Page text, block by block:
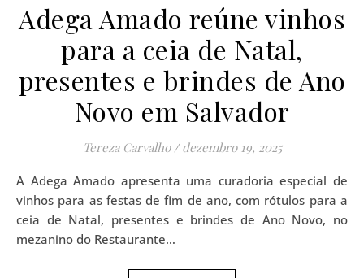
Adega Amado reúne vinhos
para a ceia de Natal,
presentes e brindes de Ano
Novo em Salvador
Tereza Carvalho / dezembro 19, 2025
A Adega Amado apresenta uma curadoria especial de
vinhos para as festas de fim de ano, com rótulos para a
ceia de Natal, presentes e brindes de Ano Novo, no
mezanino do Restaurante…